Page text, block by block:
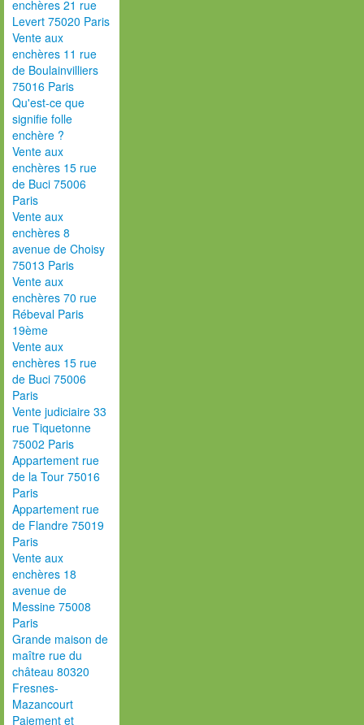
enchères 21 rue
Levert 75020 Paris
Vente aux
enchères 11 rue
de Boulainvilliers
75016 Paris
Qu'est-ce que
signifie folle
enchère ?
Vente aux
enchères 15 rue
de Buci 75006
Paris
Vente aux
enchères 8
avenue de Choisy
75013 Paris
Vente aux
enchères 70 rue
Rébeval Paris
19ème
Vente aux
enchères 15 rue
de Buci 75006
Paris
Vente judiciaire 33
rue Tiquetonne
75002 Paris
Appartement rue
de la Tour 75016
Paris
Appartement rue
de Flandre 75019
Paris
Vente aux
enchères 18
avenue de
Messine 75008
Paris
Grande maison de
maître rue du
château 80320
Fresnes-
Mazancourt
Paiement et